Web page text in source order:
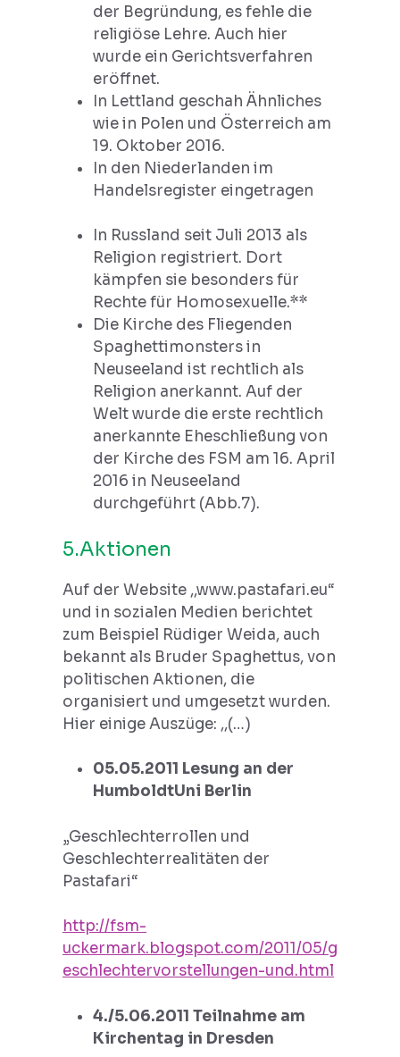
der Begründung, es fehle die
religiöse Lehre. Auch hier
wurde ein Gerichtsverfahren
eröffnet.
In Lettland geschah Ähnliches
wie in Polen und Österreich am
19. Oktober 2016.
In den Niederlanden im
Handelsregister eingetragen
In Russland seit Juli 2013 als
Religion registriert. Dort
kämpfen sie besonders für
Rechte für Homosexuelle.**
Die Kirche des Fliegenden
Spaghettimonsters in
Neuseeland ist rechtlich als
Religion anerkannt. Auf der
Welt wurde die erste rechtlich
anerkannte Eheschließung von
der Kirche des FSM am 16. April
2016 in Neuseeland
durchgeführt (Abb.7).
5.Aktionen
Auf der Website ,,www.pastafari.eu“
und in sozialen Medien berichtet
zum Beispiel Rüdiger Weida, auch
bekannt als Bruder Spaghettus, von
politischen Aktionen, die
organisiert und umgesetzt wurden.
Hier einige Auszüge: ,,(…)
05.05.2011 Lesung an der
HumboldtUni Berlin
„Geschlechterrollen und
Geschlechterrealitäten der
Pastafari“
http://fsm-
uckermark.blogspot.com/2011/05/g
eschlechtervorstellungen-und.html
4./5.06.2011 Teilnahme am
Kirchentag in Dresden